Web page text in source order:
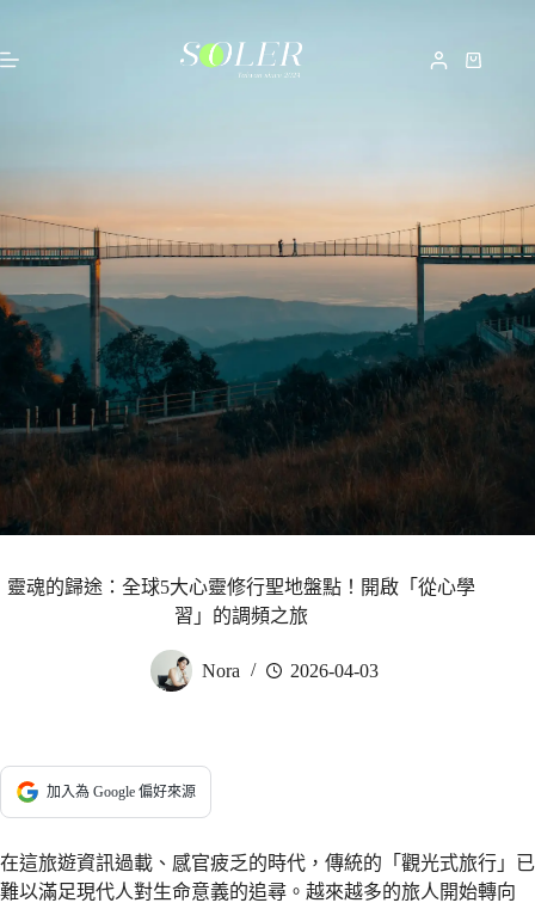
靈魂的歸途：全球5大心靈修行聖地盤點！開啟「從心學
習」的調頻之旅
Nora 2026-04-03
加入為 Google 偏好來源
在這旅遊資訊過載、感官疲乏的時代，傳統的「觀光式旅行」已
難以滿足現代人對生命意義的追尋。越來越多的旅人開始轉向